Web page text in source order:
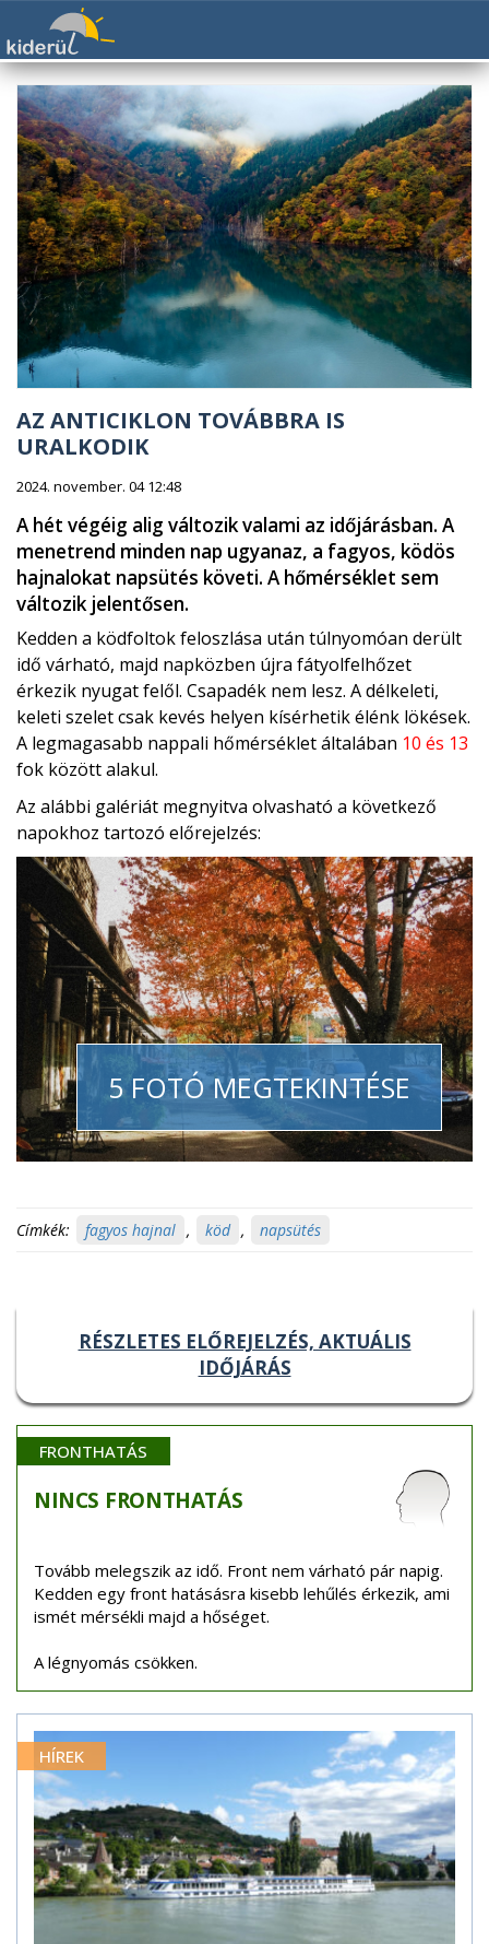
AZ ANTICIKLON TOVÁBBRA IS
URALKODIK
2024. november. 04 12:48
A hét végéig alig változik valami az időjárásban. A
menetrend minden nap ugyanaz, a fagyos, ködös
hajnalokat napsütés követi. A hőmérséklet sem
változik jelentősen.
Kedden a ködfoltok feloszlása után túlnyomóan derült
idő várható, majd napközben újra fátyolfelhőzet
érkezik nyugat felől. Csapadék nem lesz. A délkeleti,
keleti szelet csak kevés helyen kísérhetik élénk lökések.
A legmagasabb nappali hőmérséklet általában 10 és 13
fok között alakul.
Az alábbi galériát megnyitva olvasható a következő
napokhoz tartozó előrejelzés:
5 FOTÓ MEGTEKINTÉSE
Címkék: fagyos hajnal , köd , napsütés
RÉSZLETES ELŐREJELZÉS, AKTUÁLIS
IDŐJÁRÁS
FRONTHATÁS
NINCS FRONTHATÁS
Tovább melegszik az idő. Front nem várható pár napig.
Kedden egy front hatásásra kisebb lehűlés érkezik, ami
ismét mérsékli majd a hőséget.
A légnyomás csökken.
HÍREK